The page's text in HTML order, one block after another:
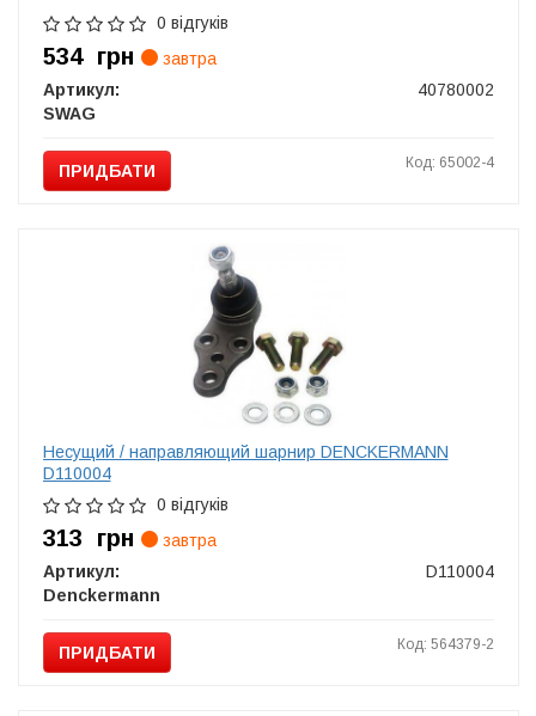
0 відгуків
534 грн
завтра
Артикул:
40780002
SWAG
ПРИДБАТИ Код: 65002-4
Несущий / направляющий шарнир DENCKERMANN
D110004
0 відгуків
313 грн
завтра
Артикул:
D110004
Denckermann
ПРИДБАТИ Код: 564379-2